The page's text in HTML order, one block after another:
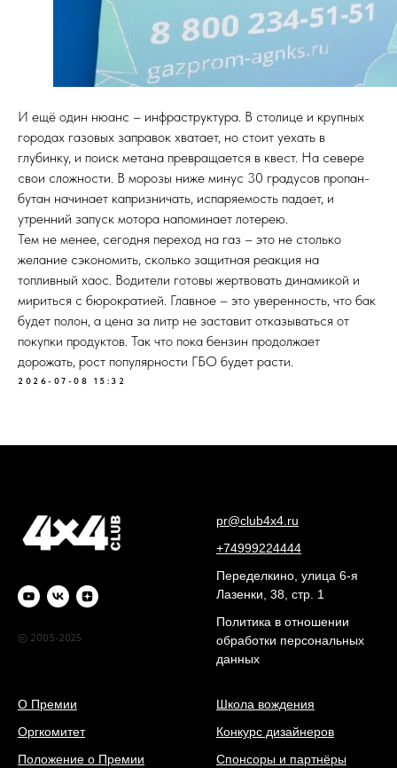
И ещё один нюанс – инфраструктура. В столице и крупных
городах газовых заправок хватает, но стоит уехать в
глубинку, и поиск метана превращается в квест. На севере
свои сложности. В морозы ниже минус 30 градусов пропан-
бутан начинает капризничать, испаряемость падает, и
утренний запуск мотора напоминает лотерею.
Тем не менее, сегодня переход на газ – это не столько
желание сэкономить, сколько защитная реакция на
топливный хаос. Водители готовы жертвовать динамикой и
мириться с бюрократией. Главное – это уверенность, что бак
будет полон, а цена за литр не заставит отказываться от
покупки продуктов. Так что пока бензин продолжает
дорожать, рост популярности ГБО будет расти.
2026-07-08 15:32
© 2005-2025
pr@club4x4.ru
+74999224444
Переделкино, улица 6-я
Лазенки, 38, стр. 1
Политика в отношении
обработки персональных
данных
О Премии
Оргкомитет
Положение о Премии
Школа вождения
Конкурс дизайнеров
Спонсоры и партнёры